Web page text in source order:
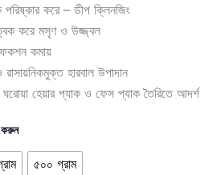
করে – ডীপ ক্লিনজিং
করে মসৃণ ও উজ্জ্বল
কমায়
হারবাল উপাদান
হেয়ার প্যাক ও ফেস প্যাক তৈরিতে আদর্শ
করুন
৫০০ গ্রাম